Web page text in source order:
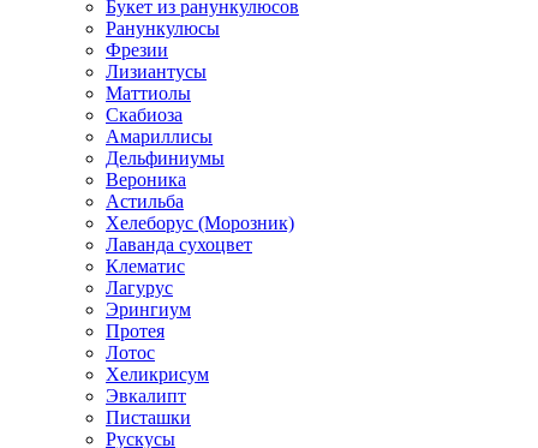
Букет из ранункулюсов
Ранункулюсы
Фрезии
Лизиантусы
Маттиолы
Скабиоза
Амариллисы
Дельфиниумы
Вероника
Астильба
Хелеборус (Морозник)
Лаванда сухоцвет
Клематис
Лагурус
Эрингиум
Протея
Лотос
Хеликрисум
Эвкалипт
Писташки
Рускусы